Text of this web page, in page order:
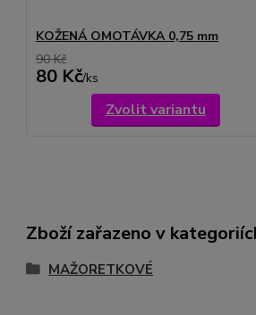
KOŽENÁ OMOTÁVKA 0,75 mm
90 Kč
80 Kč/ks
Zvolit variantu
Zboží zařazeno v
MAŽORETKOVÉ